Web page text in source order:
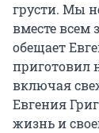
грусти. Мы
вместе всем
обещает
приготовил
включая
Евгения
жизнь и